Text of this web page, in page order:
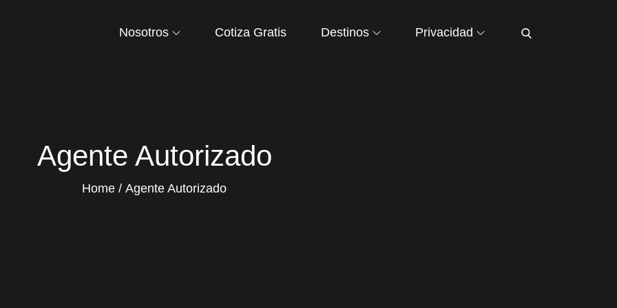
Nosotros Cotiza Gratis Destinos Privacidad
Agente Autorizado
Home Agente Autorizado